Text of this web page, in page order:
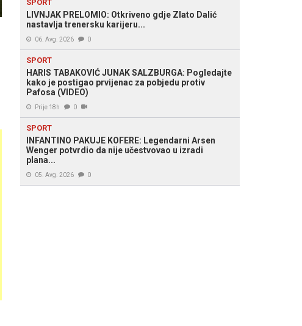
SPORT
LIVNJAK PRELOMIO: Otkriveno gdje Zlato Dalić
nastavlja trenersku karijeru...
06. Avg. 2026 0
SPORT
HARIS TABAKOVIĆ JUNAK SALZBURGA: Pogledajte
kako je postigao prvijenac za pobjedu protiv
Pafosa (VIDEO)
Prije 18h 0
SPORT
INFANTINO PAKUJE KOFERE: Legendarni Arsen
Wenger potvrdio da nije učestvovao u izradi
plana...
05. Avg. 2026 0